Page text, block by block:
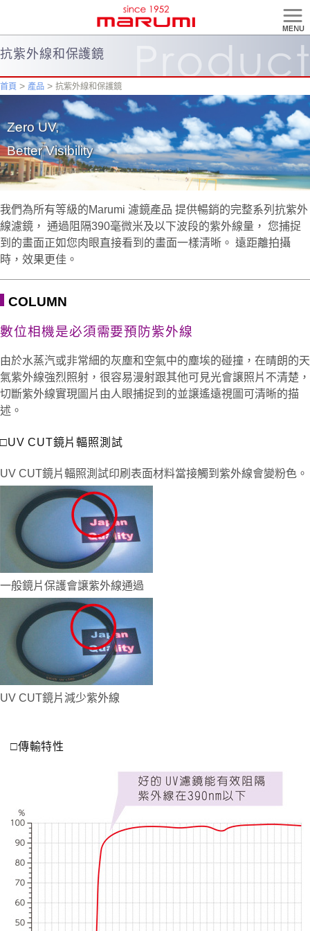
抗紫外線和保護鏡
首頁 > 產品 > 抗紫外線和保護鏡
Zero UV,
Better Visibility
我們為所有等級的Marumi 濾鏡產品 提供暢銷的完整系列抗紫外
線濾鏡， 通過阻隔390毫微米及以下波段的紫外線量， 您捕捉
到的畫面正如您肉眼直接看到的畫面一樣清晰。 遠距離拍攝
時，效果更佳。
COLUMN
數位相機是必須需要預防紫外線
由於水蒸汽或非常細的灰塵和空氣中的塵埃的碰撞，在晴朗的天
氣紫外線強烈照射，很容易漫射跟其他可見光會譲照片不清楚，
切斷紫外線實現圖片由人眼捕捉到的並譲遙遠視圖可清晰的描
述。
□UV CUT鏡片輻照測試
UV CUT鏡片輻照測試印刷表面材料當接觸到紫外線會變粉色。
一般鏡片保護會譲紫外線通過
UV CUT鏡片減少紫外線
□傳輸特性